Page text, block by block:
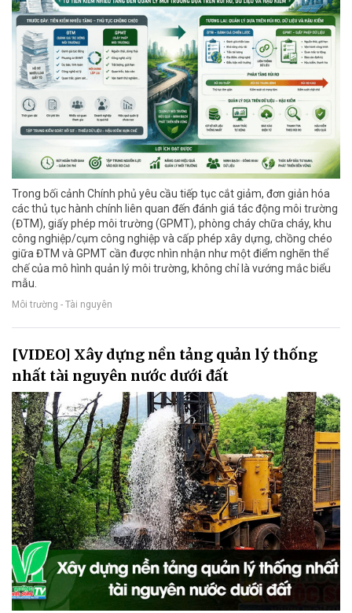
Trong bối cảnh Chính phủ yêu cầu tiếp tục cắt giảm, đơn giản hóa
các thủ tục hành chính liên quan đến đánh giá tác động môi trường
(ĐTM), giấy phép môi trường (GPMT), phòng cháy chữa cháy, khu
công nghiệp/cụm công nghiệp và cấp phép xây dựng, chồng chéo
giữa ĐTM và GPMT cần được nhìn nhận như một điểm nghẽn thể
chế của mô hình quản lý môi trường, không chỉ là vướng mắc biểu
mẫu.
Môi trường - Tài nguyên
[VIDEO] Xây dựng nền tảng quản lý thống
nhất tài nguyên nước dưới đất